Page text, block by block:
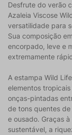
Desfrute do verão
Azaleia Viscose
versatilidade para
Sua composição
encorpado, leve e
extremamente
A estampa Wild
elementos
onças-pintadas
de tons quentes
e ousado. Graças
sustentável, a